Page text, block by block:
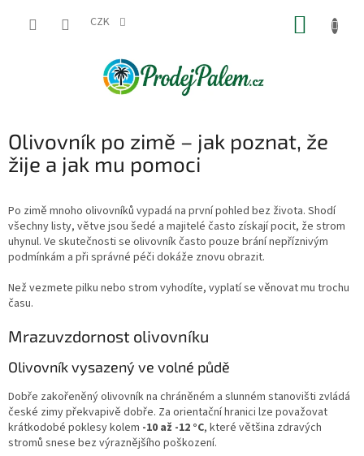
CZK
Olivovník po zimě – jak poznat, že
žije a jak mu pomoci
Po zimě mnoho olivovníků vypadá na první pohled bez života. Shodí
všechny listy, větve jsou šedé a majitelé často získají pocit, že strom
uhynul. Ve skutečnosti se olivovník často pouze brání nepříznivým
podmínkám a při správné péči dokáže znovu obrazit.
Než vezmete pilku nebo strom vyhodíte, vyplatí se věnovat mu trochu
času.
Mrazuvzdornost olivovníku
Olivovník vysazený ve volné půdě
Dobře zakořeněný olivovník na chráněném a slunném stanovišti zvládá
české zimy překvapivě dobře. Za orientační hranici lze považovat
krátkodobé poklesy kolem -10 až -12 °C, které většina zdravých
stromů snese bez výraznějšího poškození.